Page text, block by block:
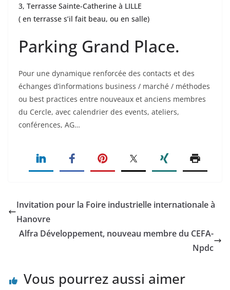
3, Terrasse Sainte-Catherine à LILLE
( en terrasse s’il fait beau, ou en salle)
Parking Grand Place.
Pour une dynamique renforcée des contacts et des
échanges d’informations business / marché / méthodes
ou best practices entre nouveaux et anciens membres
du Cercle, avec calendrier des events, ateliers,
conférences, AG…
Invitation pour la Foire industrielle internationale à
Hanovre
Alfra Développement, nouveau membre du CEFA-
Npdc
Vous pourrez aussi aimer